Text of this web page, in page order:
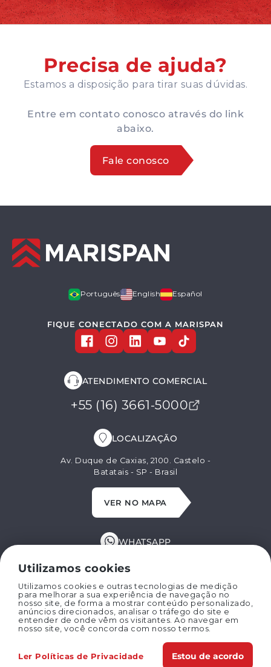
Precisa de ajuda?
Estamos a disposição para tirar suas dúvidas.
Entre em contato conosco através do link
abaixo.
Fale conosco
Utilizamos cookies
Utilizamos cookies e outras tecnologias de medição
para melhorar a sua experiência de navegação no
nosso site, de forma a mostrar conteúdo personalizado,
anúncios direcionados, analisar o tráfego do site e
entender de onde vêm os visitantes. Ao navegar em
nosso site, você concorda com nosso termos.
Ler Políticas de Privacidade Estou de acordo
Português English Español
FIQUE CONECTADO COM A MARISPAN
ATENDIMENTO COMERCIAL
+55 (16) 3661-5000
LOCALIZAÇÃO
Av. Duque de Caxias, 2100. Castelo -
Batatais - SP - Brasil
VER NO MAPA
WHATSAPP
+55 (16) 99629-8662
E-MAIL
marispan@marispan.com.br
Copyright © 2024 MARISPAN IMPLEMENTOS AGRÍCOLAS LTDA